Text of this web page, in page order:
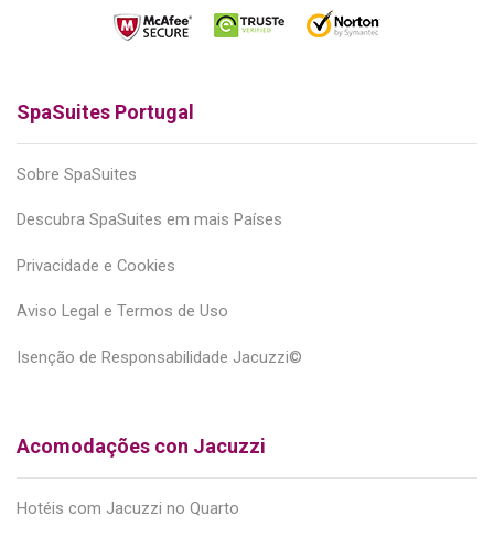
SpaSuites Portugal
Sobre SpaSuites
Descubra SpaSuites em mais Países
Privacidade e Cookies
Aviso Legal e Termos de Uso
Isenção de Responsabilidade Jacuzzi©
Acomodações con Jacuzzi
Hotéis com Jacuzzi no Quarto